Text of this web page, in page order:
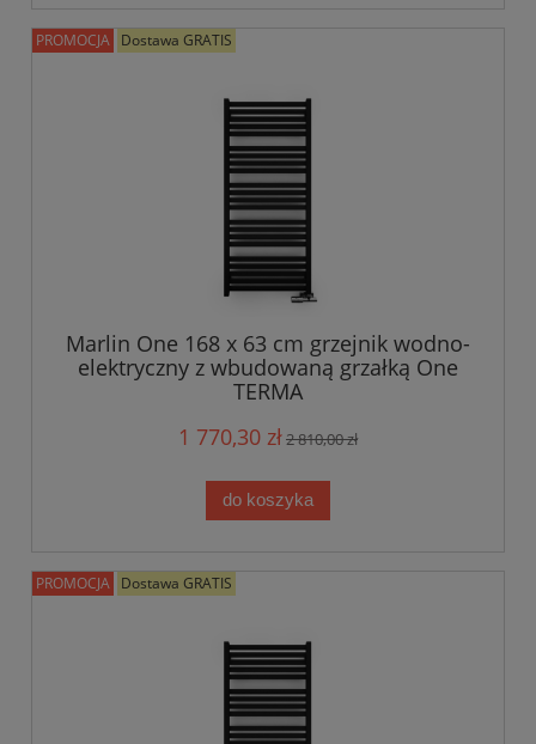
Marlin One 168 x 63 cm grzejnik wodno-
elektryczny z wbudowaną grzałką One
TERMA
1 770,30 zł2 810,00 zł
do koszyka
PROMOCJA Dostawa GRATIS
PROMOCJA Dostawa GRATIS